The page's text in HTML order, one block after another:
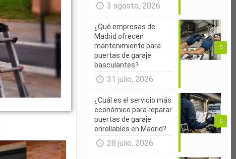
3 agosto, 2026
0
¿Qué empresas de
Madrid ofrecen
mantenimiento para
puertas de garaje
basculantes?
31 julio, 2026
0
¿Cuál es el servicio más
económico para reparar
puertas de garaje
enrollables en Madrid?
28 julio, 2026